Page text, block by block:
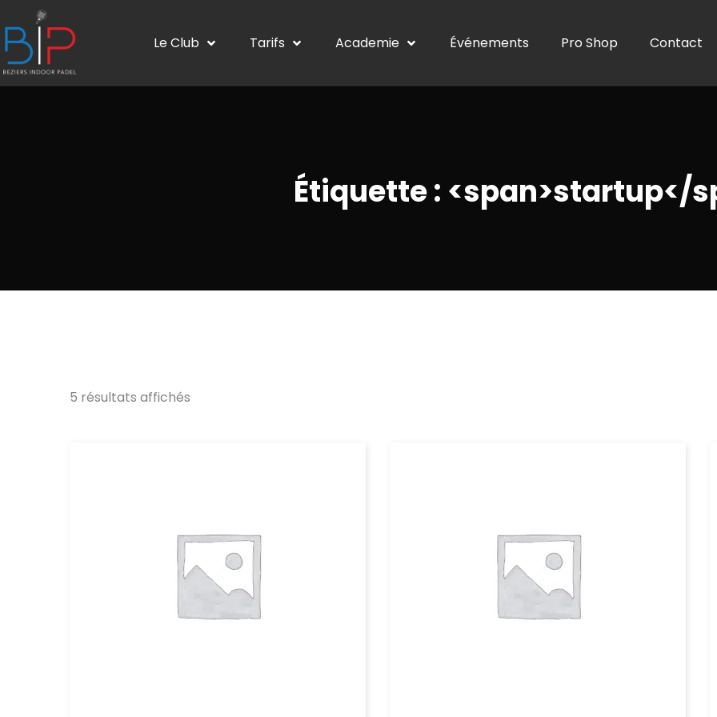
Le Club Tarifs Academie Événements Pro Shop Contact
Étiquette : <span>startup</
5 résultats affichés